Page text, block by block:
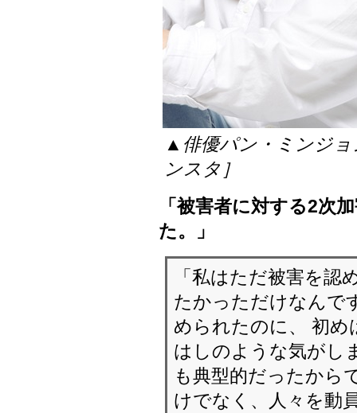
▲俳優パン・ミンジ
ンスタ］
「被害者に対する2次
た。」
「私はただ被害を認
たかっただけなんで
められたのに、 初め
はしのような気がし
も典型的だったから
けでなく、人々を動